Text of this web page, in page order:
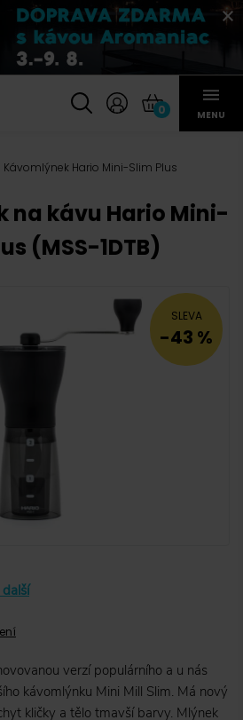
0 MENU
Kávomlýnek Hario Mini-Slim Plus
na kávu Hario Mini-
(MSS-1DTB)
SLEVA
-43 %
verzí populárního a u nás
kávomlýnku Mini Mill Slim. Má nový
kličky a tělo tmavší barvy. Mlýnek